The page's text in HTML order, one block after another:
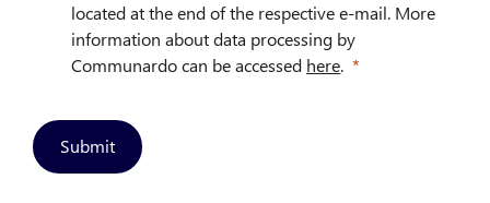
located at the end of the respective e-mail. More
information about data processing by
Communardo can be accessed here.
Submit